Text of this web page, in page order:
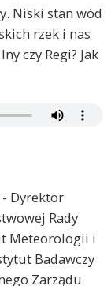
Niski stan wód
rzek i nas
czy Regi? Jak
- Dyrektor
Rady
Meteorologii i
Badawczy
Zarządu